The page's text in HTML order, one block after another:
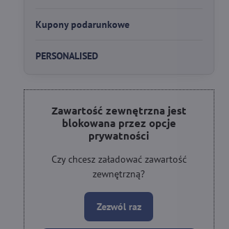
Kupony podarunkowe
PERSONALISED
Zawartość zewnętrzna jest
blokowana przez opcje
prywatności
Czy chcesz załadować zawartość
zewnętrzną?
Zezwól raz